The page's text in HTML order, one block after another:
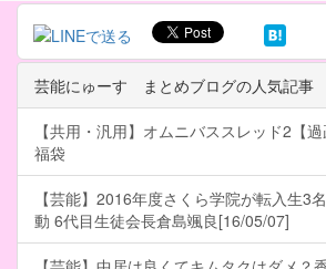
芸能にゅーす まとめブログの人気記事
【共用・汎用】オムニバススレッド2【
福袋
【芸能】2016年度さくら学院が転入生3
動 6代目生徒会長倉島颯良[16/05/07]